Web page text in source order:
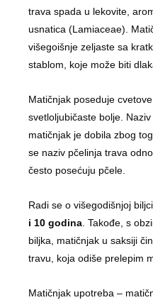
trava spada u lekovite,
usnatica (Lamiaceae).
višegoišnje zeljaste sa
stablom, koje može biti
Matičnjak poseduje
svetloljubičaste bolje. Naziv
matičnjak je dobila zbog
se naziv pčelinja trava
često posećuju pčele.
Radi se o višegodišnjoj
i 10 godina . Takođe, s
biljka, matičnjak u saksiji
travu, koja odiše prelepim
Matičnjak upotreba –